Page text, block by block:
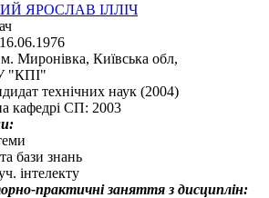
ЯРОСЛАВ ІЛЛІЧ
16.06.1976
м. Миронівка, Київська обл,
"КПІ"
технічних наук (2004)
кафедрі СП: 2003
бази знань
інтелекту
практичні заняття з дисциплін: